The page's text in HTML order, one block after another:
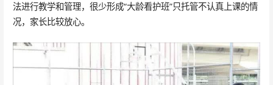
法进行教学和管理，很少形成“大龄看护班”只托管不认真上课的情
况，家长比较放心。